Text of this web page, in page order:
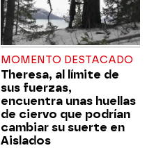
MOMENTO DESTACADO
Theresa, al límite de
sus fuerzas,
encuentra unas huellas
de ciervo que podrían
cambiar su suerte en
Aislados